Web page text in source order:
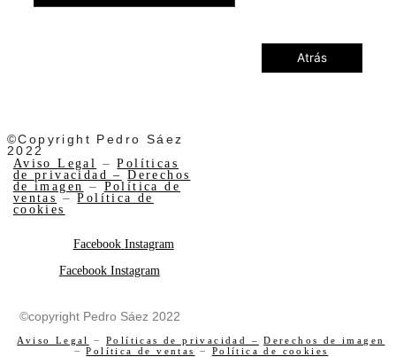
Atrás
©Copyright Pedro Sáez
2022
Aviso Legal –Políticas
de privacidad –
Derechos
de imagen – Política de
ventas –Política de
cookies
Facebook Instagram
Facebook Instagram
©copyright Pedro Sáez 2022
Aviso Legal – Políticas de privacidad –
Derechos de imagen
–Política de ventas – Política de cookies